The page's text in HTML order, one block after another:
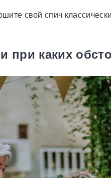
свой спич
при каких